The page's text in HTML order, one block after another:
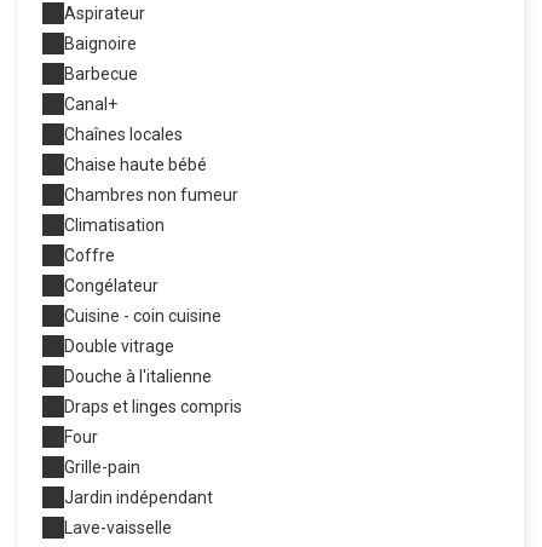
Aspirateur
Baignoire
Barbecue
Canal+
Chaînes locales
Chaise haute bébé
Chambres non fumeur
Climatisation
Coffre
Congélateur
Cuisine - coin cuisine
Double vitrage
Douche à l'italienne
Draps et linges compris
Four
Grille-pain
Jardin indépendant
Lave-vaisselle